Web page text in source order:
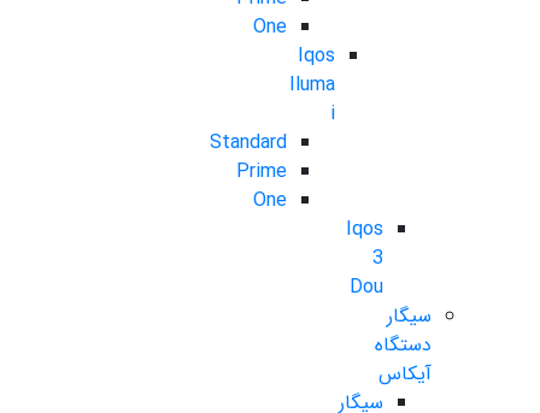
One
Iqos
Iluma
i
Standard
Prime
One
Iqos
3
Dou
سیگار
دستگاه
آیکاس
سیگار